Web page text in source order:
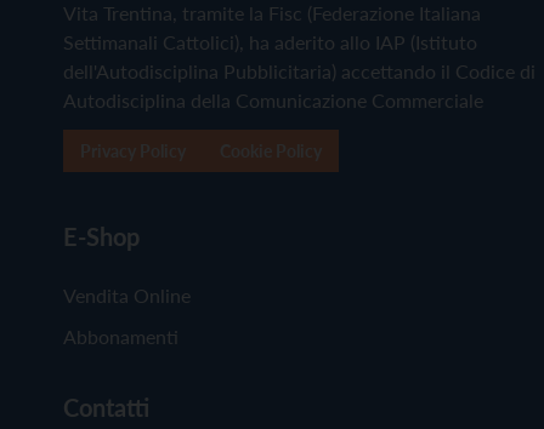
Vita Trentina, tramite la Fisc (Federazione Italiana
Settimanali Cattolici), ha aderito allo IAP (Istituto
dell'Autodisciplina Pubblicitaria) accettando il Codice di
Autodisciplina della Comunicazione Commerciale
E-Shop
Vendita Online
Abbonamenti
Contatti